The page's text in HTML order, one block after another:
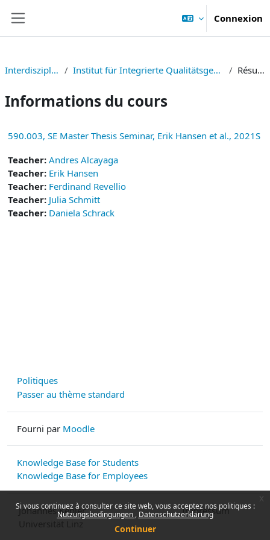
Si vous continuez à consulter ce site web, vous acceptez nos politiques :
Nutzungsbedingungen Datenschutzerklärung
Continuer
Connexion
Interdisziplinär Institut für Integrierte Qualitätsgestaltung Résumé
Informations du cours
590.003, SE Master Thesis Seminar, Erik Hansen et al., 2021S
Teacher: Andres Alcayaga
Teacher: Erik Hansen
Teacher: Ferdinand Revellio
Teacher: Julia Schmitt
Teacher: Daniela Schrack
Politiques
Passer au thème standard
Fourni par Moodle
Knowledge Base for Students
Knowledge Base for Employees
Johannes Kepler
Impressum